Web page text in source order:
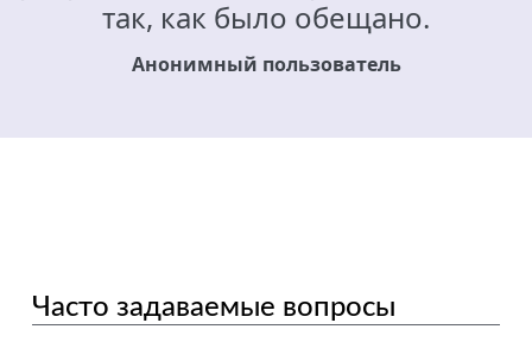
так, как было обещано.
Анонимный пользователь
Часто задаваемые вопросы